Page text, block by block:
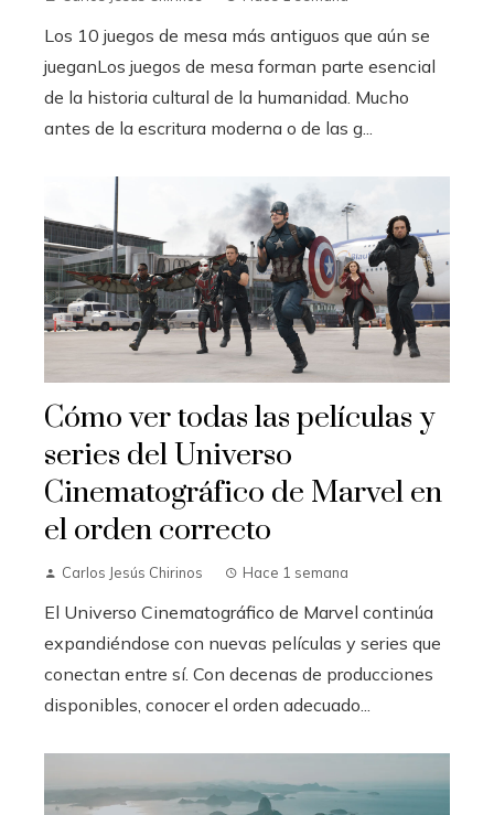
Los 10 juegos de mesa más antiguos que aún se
jueganLos juegos de mesa forman parte esencial
de la historia cultural de la humanidad. Mucho
antes de la escritura moderna o de las g...
Cómo ver todas las películas y
series del Universo
Cinematográfico de Marvel en
el orden correcto
Carlos Jesús Chirinos Hace 1 semana
El Universo Cinematográfico de Marvel continúa
expandiéndose con nuevas películas y series que
conectan entre sí. Con decenas de producciones
disponibles, conocer el orden adecuado...